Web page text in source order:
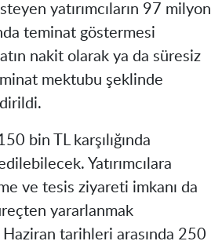
yatırımcıların 97 milyon
teminat göstermesi
nakit olarak ya da süresiz
mektubu şeklinde
bin TL karşılığında
Yatırımcılara
ve tesis ziyareti imkanı da
yararlanmak
tarihleri arasında 250